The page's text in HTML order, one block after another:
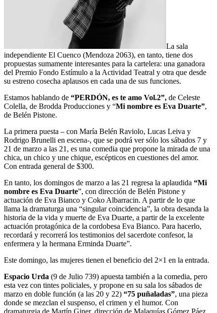
La sala
independiente El Cuenco (Mendoza 2063), en tanto, tiene dos
propuestas sumamente interesantes para la cartelera: una ganadora
del Premio Fondo Estímulo a la Actividad Teatral y otra que desde
su estreno cosecha aplausos en cada una de sus funciones.
Estamos hablando de “PERDÓN, es te amo Vol.2”, de Celeste
Colella, de Brodda Producciones y “Mi nombre es Eva Duarte”,
de Belén Pistone.
La primera puesta – con María Belén Raviolo, Lucas Leiva y
Rodrigo Brunelli en escena-, que se podrá ver sólo los sábados 7 y
21 de marzo a las 21, es una comedia que propone la mirada de una
chica, un chico y une chique, escépticos en cuestiones del amor.
Con entrada general de $300.
En tanto, los domingos de marzo a las 21 regresa la aplaudida “Mi
nombre es Eva Duarte”, con dirección de Belén Pistone y
actuación de Eva Bianco y Coko Albarracin. A partir de lo que
llama la dramaturga una “singular coincidencia”, la obra desanda la
historia de la vida y muerte de Eva Duarte, a partir de la excelente
actuación protagónica de la cordobesa Eva Bianco. Para hacerlo,
recordará y recorrerá los testimonios del sacerdote confesor, la
enfermera y la hermana Erminda Duarte”.
Este domingo, las mujeres tienen el beneficio del 2×1 en la entrada.
Espacio Urda (9 de Julio 739) apuesta también a la comedia, pero
esta vez con tintes policiales, y propone en su sala los sábados de
marzo en doble función (a las 20 y 22) “75 puñaladas”, una pieza
donde se mezclan el suspenso, el crimen y el humor. Con